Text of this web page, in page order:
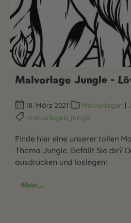
Malvorlage Jungle -
18. März 2021 Malvorlagen |
malvorlagen, jungle
Finde hier eine unserer tollen
Thema Jungle. Gefällt Sie dir?
ausdrucken und loslegen!
Mehr...